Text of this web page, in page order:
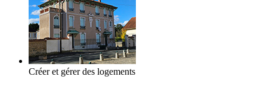
Créer et gérer des logements